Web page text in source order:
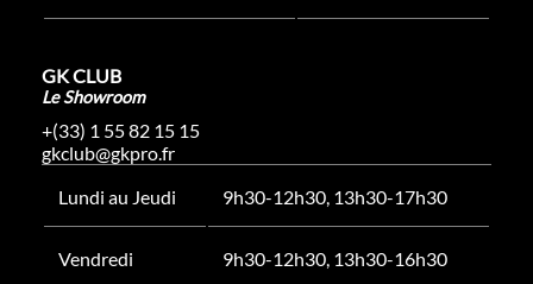
GK CLUB
Le Showroom
+(33) 1 55 82 15 15
gkclub@gkpro.fr
Lundi au Jeudi
9h30-12h30, 13h30-17h30
Vendredi 9h30-12h30, 13h30-16h30